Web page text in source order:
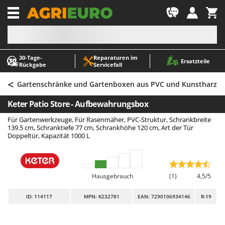
30‑Tage-
Rückgabe
Reparaturen im
Servicefall
Ersatzteile
-1
A
Abbeermaschinen - Traubenmühlen
Abfüllgeräte
Akku Gartenscheren
Akku Gras- und Strauchscheren
Akku-Stichsägen
Allzwecktransporter - Motorschubkarren
Alu-Teleskopleitern
Anbaubagger Heckbagger für Traktoren
A
ABAC
AgriEuro Premium
AgriEuro TOP-LINE
AGT
Aima
Airmec
AL-KO
< Gartenschränke und Gartenboxen aus PVC und Kunstharz
Keter Patio Store - Aufbewahrungsbox
Für Gartenwerkzeuge, Für Rasenmäher, PVC-Struktur, Schrankbreite
139.5 cm, Schranktiefe 77 cm, Schrankhöhe 120 cm, Art der Tür
Doppeltür, Kapazität 1000 L
Hausgebrauch (1) 4,5/5
ID: 114117 MPN: K232781 EAN: 7290106934146 R-19